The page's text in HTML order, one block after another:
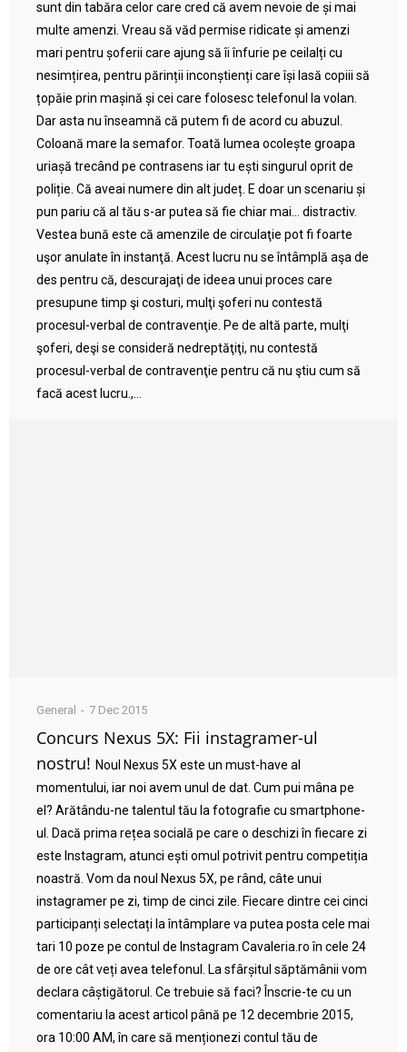
sunt din tabăra celor care cred că avem nevoie de și mai
multe amenzi. Vreau să văd permise ridicate și amenzi
mari pentru șoferii care ajung să îi înfurie pe ceilalți cu
nesimțirea, pentru părinții inconștienți care își lasă copiii să
țopăie prin mașină și cei care folosesc telefonul la volan.
Dar asta nu înseamnă că putem fi de acord cu abuzul.
Coloană mare la semafor. Toată lumea ocolește groapa
uriașă trecând pe contrasens iar tu ești singurul oprit de
poliție. Că aveai numere din alt județ. E doar un scenariu și
pun pariu că al tău s-ar putea să fie chiar mai… distractiv.
Vestea bună este că amenzile de circulaţie pot fi foarte
uşor anulate în instanţă. Acest lucru nu se întâmplă aşa de
des pentru că, descurajaţi de ideea unui proces care
presupune timp şi costuri, mulţi şoferi nu contestă
procesul-verbal de contravenţie. Pe de altă parte, mulţi
şoferi, deşi se consideră nedreptăţiţi, nu contestă
procesul-verbal de contravenţie pentru că nu ştiu cum să
facă acest lucru.,...
General 7 Dec 2015
Concurs Nexus 5X: Fii instagramer-ul
nostru! Noul Nexus 5X este un must-have al
momentului, iar noi avem unul de dat. Cum pui mâna pe
el? Arătându-ne talentul tău la fotografie cu smartphone-
ul. Dacă prima rețea socială pe care o deschizi în fiecare zi
este Instagram, atunci ești omul potrivit pentru competiția
noastră. Vom da noul Nexus 5X, pe rând, câte unui
instagramer pe zi, timp de cinci zile. Fiecare dintre cei cinci
participanți selectați la întâmplare va putea posta cele mai
tari 10 poze pe contul de Instagram Cavaleria.ro în cele 24
de ore cât veți avea telefonul. La sfârșitul săptămânii vom
declara câștigătorul. Ce trebuie să faci? Înscrie-te cu un
comentariu la acest articol până pe 12 decembrie 2015,
ora 10:00 AM, în care să menționezi contul tău de